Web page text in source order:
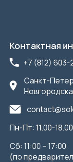
Контактная
+7 (812) 603-
Санкт-
Пн-Пт: 11.00-18.00
Сб: 11:00 – 17:00
(по